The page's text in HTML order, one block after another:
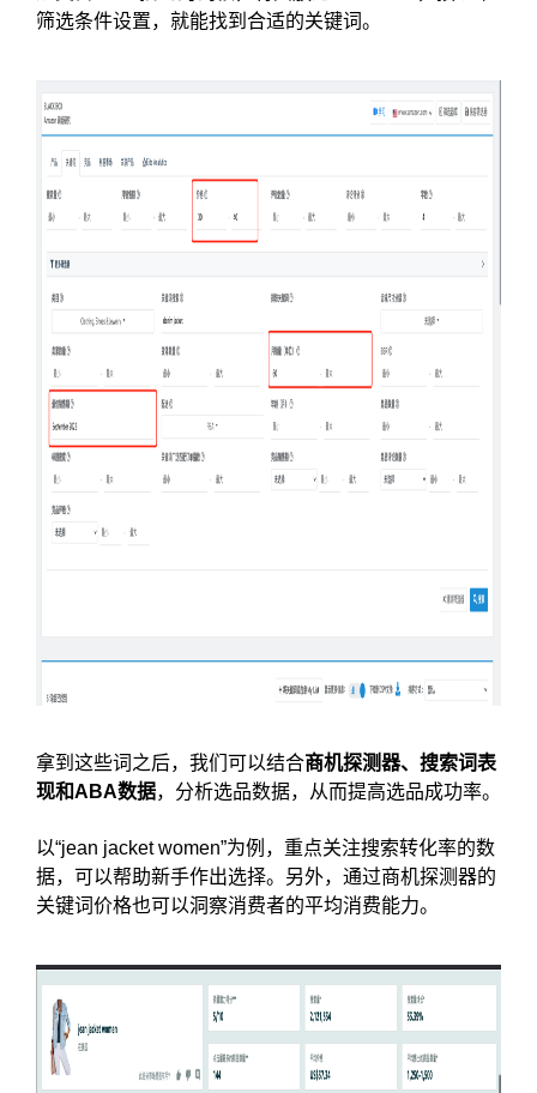
筛选条件设置，就能找到合适的关键词。
拿到这些词之后，我们可以结合商机探测器、搜索词表
现和ABA数据，分析选品数据，从而提高选品成功率。
以“jean jacket women”为例，重点关注搜索转化率的数
据，可以帮助新手作出选择。另外，通过商机探测器的
关键词价格也可以洞察消费者的平均消费能力。